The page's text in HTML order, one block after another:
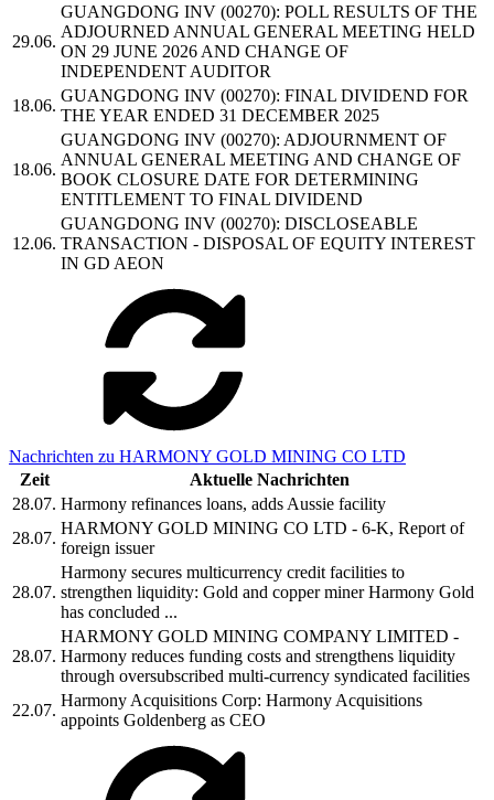
29.06.
GUANGDONG INV (00270): POLL RESULTS OF THE
ADJOURNED ANNUAL GENERAL MEETING HELD
ON 29 JUNE 2026 AND CHANGE OF
INDEPENDENT AUDITOR
18.06.
GUANGDONG INV (00270): FINAL DIVIDEND FOR
THE YEAR ENDED 31 DECEMBER 2025
18.06.
GUANGDONG INV (00270): ADJOURNMENT OF
ANNUAL GENERAL MEETING AND CHANGE OF
BOOK CLOSURE DATE FOR DETERMINING
ENTITLEMENT TO FINAL DIVIDEND
12.06.
GUANGDONG INV (00270): DISCLOSEABLE
TRANSACTION - DISPOSAL OF EQUITY INTEREST
IN GD AEON
Nachrichten zu HARMONY GOLD MINING CO LTD
Zeit
Aktuelle Nachrichten
28.07. Harmony refinances loans, adds Aussie facility
28.07.
HARMONY GOLD MINING CO LTD - 6-K, Report of
foreign issuer
28.07.
Harmony secures multicurrency credit facilities to
strengthen liquidity: Gold and copper miner Harmony Gold
has concluded ...
28.07.
HARMONY GOLD MINING COMPANY LIMITED -
Harmony reduces funding costs and strengthens liquidity
through oversubscribed multi-currency syndicated facilities
22.07.
Harmony Acquisitions Corp: Harmony Acquisitions
appoints Goldenberg as CEO